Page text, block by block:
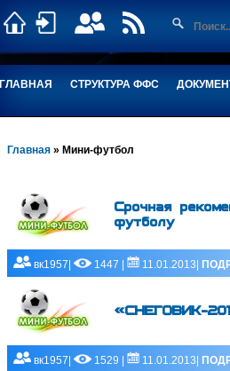
ГЛАВНАЯ СТРУКТУРА ФФС
Главная » Мини-футбол
Срочная
футболу
вк1957| 1447 | 11.01.2013|
«СНЕГОВИК-
вк1957| 1529 | 11.01.2013|